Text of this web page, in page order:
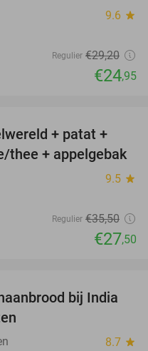
9.6 star
Regulier €29,20
€24,95
23%
+ patat +
thee + appelgebak
9.5 star
Regulier €35,50
€27,50
40%
bij India
8.7 star